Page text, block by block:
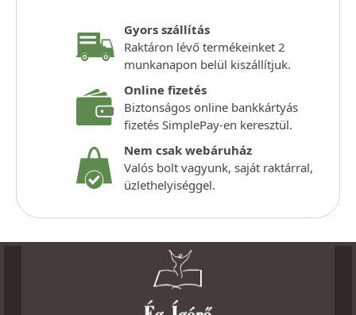
Gyors szállítás
Raktáron lévő termékeinket 2
munkanapon belül kiszállítjuk.
Online fizetés
Biztonságos online bankkártyás
fizetés SimplePay-en keresztül.
Nem csak webáruház
Valós bolt vagyunk, saját raktárral,
üzlethelyiséggel.